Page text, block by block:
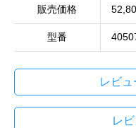
販売価格
型番
レビ
レ